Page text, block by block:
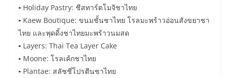
▪ Holiday Pastry: ชีสทาร์ตโมจิชาไทย
▪ Kaew Boutique: ขนมชั้นชาไทย โรลมะพร้าวอ่อนสังขยาชา
ไทย และพุดดิ้งชาไทยมะพร้าวนมสด
▪ Layers: Thai Tea Layer Cake
▪ Moone: โรลเค้กชาไทย
▪ Plantae: สลัชชี่โปรตีนชาไทย